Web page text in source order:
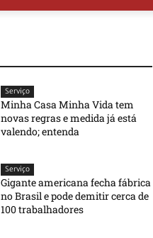
Serviço
Minha Casa Minha Vida tem
novas regras e medida já está
valendo; entenda
Serviço
Gigante americana fecha fábrica
no Brasil e pode demitir cerca de
100 trabalhadores